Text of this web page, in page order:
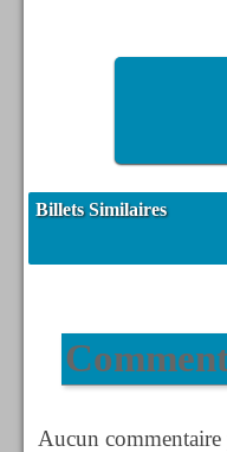
Billets Similaires
Aucun